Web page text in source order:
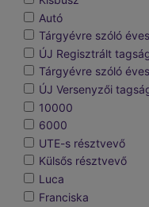
Autó
Tárgyévre szóló
ÚJ Regisztrált
Tárgyévre szóló
ÚJ Versenyzői
10000
6000
UTE-s résztvevő
Külsős résztvevő
Luca
Franciska